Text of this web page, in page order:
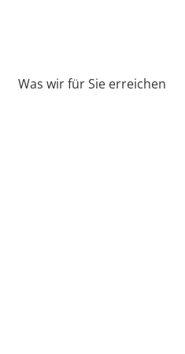
Was wir für Sie erreichen